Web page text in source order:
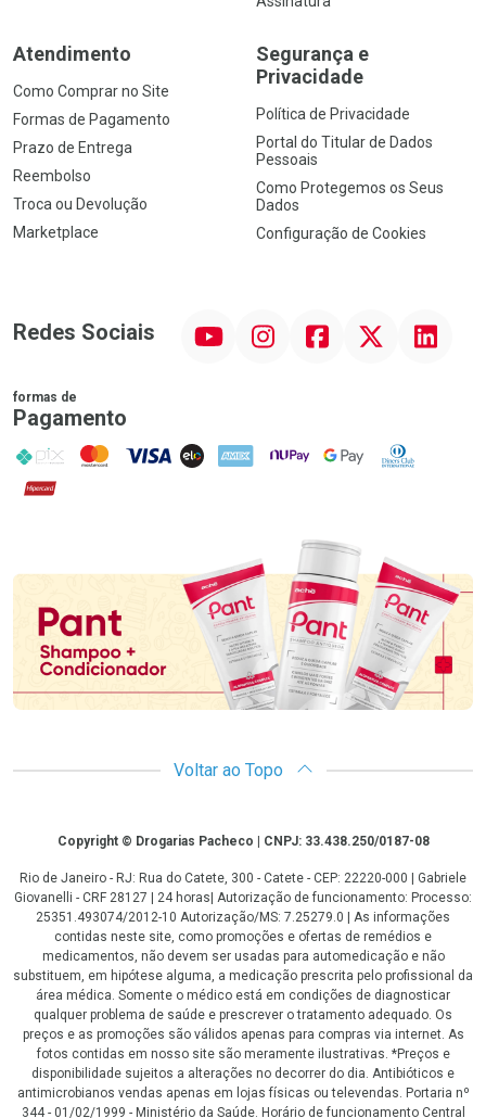
Atendimento
Como Comprar no Site
Formas de Pagamento
Prazo de Entrega
Reembolso
Troca ou Devolução
Marketplace
Segurança e
Privacidade
Política de Privacidade
Portal do Titular de Dados
Pessoais
Como Protegemos os Seus
Dados
Configuração de Cookies
Redes Sociais InstagramFacebook Linkedin
formas de
Pagamento
PIX MasterCard
VISA ELO AMEX NuPay Google PayDiners Club
Hipercard
Promoção em Destaque
Voltar ao Topo
CopyrightCopyright © Drogarias Pacheco | CNPJ: 33.438.250/0187-08
Rio de Janeiro - RJ: Rua do Catete, 300 - Catete - CEP: 22220-000 | Gabriele
Giovanelli - CRF 28127 | 24 horas| Autorização de funcionamento: Processo:
25351.493074/2012-10 Autorização/MS: 7.25279.0 | As informações
contidas neste site, como promoções e ofertas de remédios e
medicamentos, não devem ser usadas para automedicação e não
substituem, em hipótese alguma, a medicação prescrita pelo profissional da
área médica. Somente o médico está em condições de diagnosticar
qualquer problema de saúde e prescrever o tratamento adequado. Os
preços e as promoções são válidos apenas para compras via internet. As
fotos contidas em nosso site são meramente ilustrativas. *Preços e
disponibilidade sujeitos a alterações no decorrer do dia. Antibióticos e
antimicrobianos vendas apenas em lojas físicas ou televendas. Portaria nº
344 - 01/02/1999 - Ministério da Saúde. Horário de funcionamento Central